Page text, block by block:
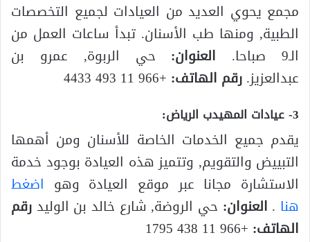
مجمع يحوي العديد من العيادات لجميع التخصصات
الطبية, ومنها طب الأسنان. تبدأ ساعات العمل من
الـ9 صباحا.
العنوان: حي الربوة, عمرو بن
عبدالعزيز.رقم الهاتف: +966 11 493 4433
3- عيادات المهيدب الرياض:
يقدم جميع الخدمات الخاصة للأسنان ومن أهمها
التبييض والتقويم, وتتميز هذه العيادة بوجود خدمة
الاستشارة مجانا عبر موقع العيادة وهو اضغط
هنا . العنوان: حي الروضة, شارع خالد بن الوليدرقم
الهاتف: +966 11 438 1795